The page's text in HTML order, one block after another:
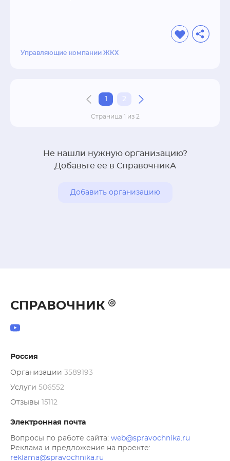
Управляющие компании ЖКХ
1 2
Страница 1 из 2
Не нашли нужную организацию?
Добавьте ее в СправочникА
Добавить организацию
СПРАВОЧНИК
Россия
Организации 3589193
Услуги 506552
Отзывы 15112
Электронная почта
Вопросы по работе сайта: web@spravochnika.ru
Реклама и предложения на проекте:
reklama@spravochnika.ru